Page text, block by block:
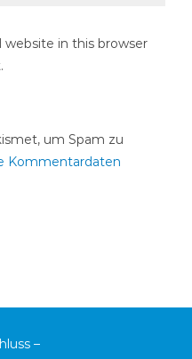
website in this browser
um Spam zu
Kommentardaten
–